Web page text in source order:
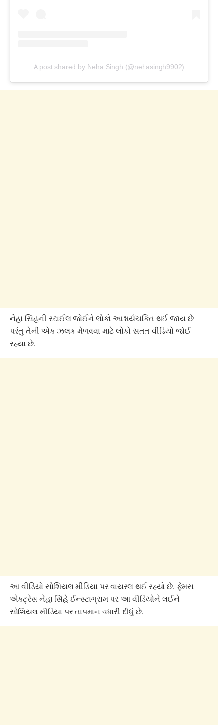
A post shared by Neha Singh (@nehasingh9902)
નેહા સિંહની સ્ટાઈલ જોઈને લોકો આશ્ચર્યચકિત થઈ જાય છે
પરંતુ તેની એક ઝલક મેળવવા માટે લોકો સતત વીડિયો જોઈ
રહ્યા છે.
આ વીડિયો સોશિયલ મીડિયા પર વાયરલ થઈ રહ્યો છે. ફેમસ
એક્ટ્રેસ નેહા સિંહે ઈન્સ્ટાગ્રામ પર આ વીડિયોને લઈને
સોશિયલ મીડિયા પર તાપમાન વધારી દીધું છે.